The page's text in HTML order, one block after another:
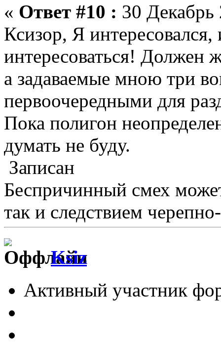
« Ответ #10 : 30
Ксизор, Я
интересоваться! Должен
а задаваемые мною три
первоочередными для
Пока полигон
думать не буду.
Записан
Беспричинный смех
так и следствием
Ksiz
Активный участник